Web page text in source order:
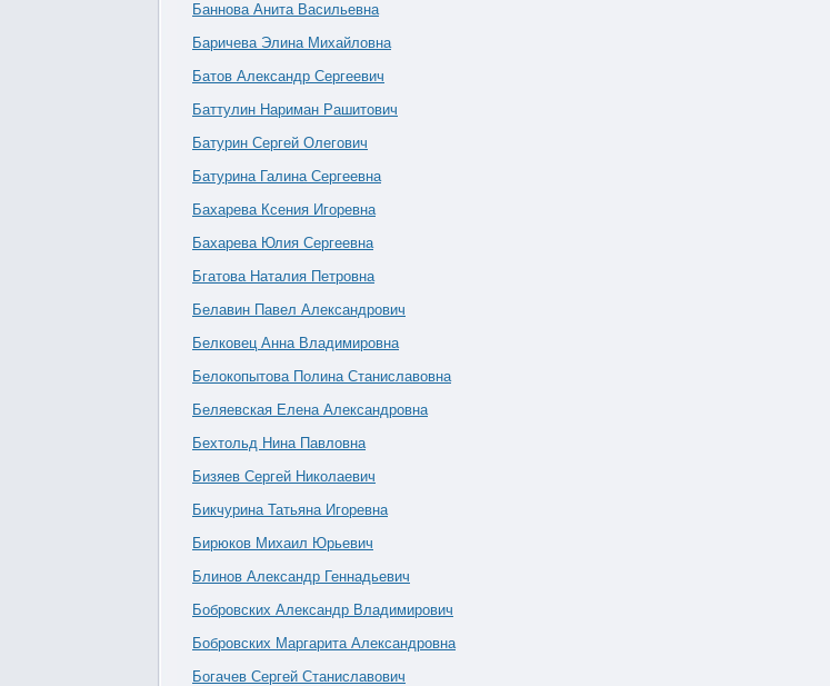
Баннова Анита Васильевна
Баричева Элина Михайловна
Батов Александр Сергеевич
Баттулин Нариман Рашитович
Батурин Сергей Олегович
Батурина Галина Сергеевна
Бахарева Ксения Игоревна
Бахарева Юлия Сергеевна
Бгатова Наталия Петровна
Белавин Павел Александрович
Белковец Анна Владимировна
Белокопытова Полина Станиславовна
Беляевская Елена Александровна
Бехтольд Нина Павловна
Бизяев Сергей Николаевич
Бикчурина Татьяна Игоревна
Бирюков Михаил Юрьевич
Блинов Александр Геннадьевич
Бобровских Александр Владимирович
Бобровских Маргарита Александровна
Богачев Сергей Станиславович